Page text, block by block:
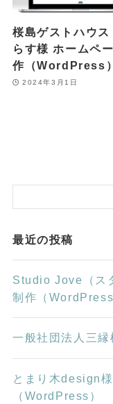
桜島ゲストハウ
らす様 ホームペ
作（WordPress）
2024年3月1日
最近の投稿
Studio Jove（ス
制作（WordPress
一般社団法人三
とまり木design
（WordPress）